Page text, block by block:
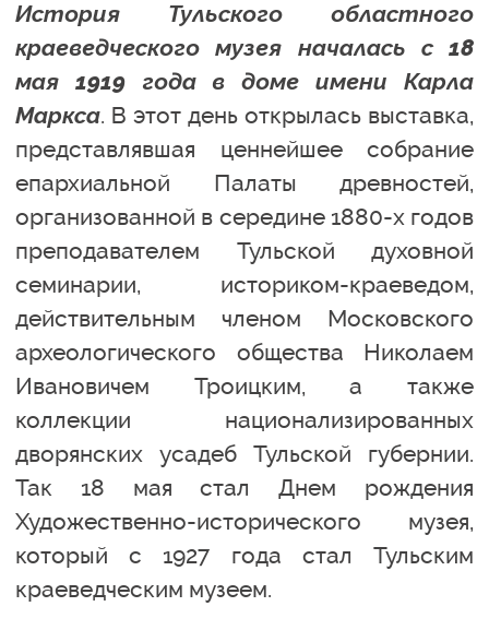
История Тульского областного
краеведческого музея началась с 18
мая 1919 года в доме имени Карла
Маркса. В этот день открылась выставка,
представлявшая ценнейшее собрание
епархиальной Палаты древностей,
организованной в середине 1880-х годов
преподавателем Тульской духовной
семинарии, историком-краеведом,
действительным членом Московского
археологического общества Николаем
Ивановичем Троицким, а также
коллекции национализированных
дворянских усадеб Тульской губернии.
Так 18 мая стал Днем рождения
Художественно-исторического музея,
который с 1927 года стал Тульским
краеведческим музеем.